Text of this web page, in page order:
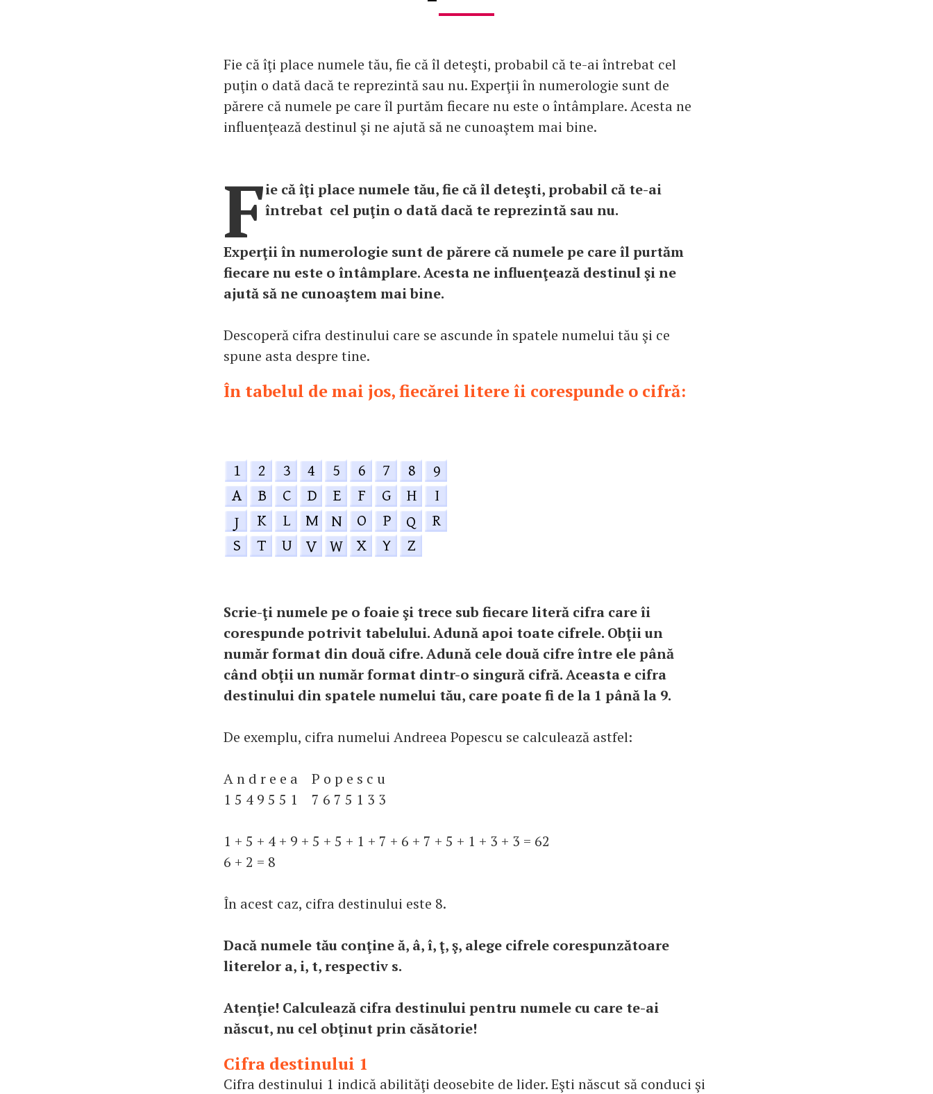
Fie că îţi place numele tău, fie că îl deteşti, probabil că te-ai întrebat cel
puţin o dată dacă te reprezintă sau nu. Experţii în numerologie sunt de
părere că numele pe care îl purtăm fiecare nu este o întâmplare. Acesta ne
influenţează destinul şi ne ajută să ne cunoaştem mai bine.
Fie că îţi place numele tău, fie că îl deteşti, probabil că te-ai
întrebat cel puţin o dată dacă te reprezintă sau nu.
Experţii în numerologie sunt de părere că numele pe care îl purtăm
fiecare nu este o întâmplare. Acesta ne influenţează destinul şi ne
ajută să ne cunoaştem mai bine.
Descoperă cifra destinului care se ascunde în spatele numelui tău şi ce
spune asta despre tine.
În tabelul de mai jos, fiecărei litere îi corespunde o cifră:
Scrie-ţi numele pe o foaie şi trece sub fiecare literă cifra care îi
corespunde potrivit tabelului. Adună apoi toate cifrele. Obţii un
număr format din două cifre. Adună cele două cifre între ele până
când obţii un număr format dintr-o singură cifră. Aceasta e cifra
destinului din spatele numelui tău, care poate fi de la 1 până la 9.
De exemplu, cifra numelui Andreea Popescu se calculează astfel:
A n d r e e a P o p e s c u
1 5 4 9 5 5 1 7 6 7 5 1 3 3
1 + 5 + 4 + 9 + 5 + 5 + 1 + 7 + 6 + 7 + 5 + 1 + 3 + 3 = 62
6 + 2 = 8
În acest caz, cifra destinului este 8.
Dacă numele tău conţine ă, â, î, ţ, ş, alege cifrele corespunzătoare
literelor a, i, t, respectiv s.
Atenţie! Calculează cifra destinului pentru numele cu care te-ai
născut, nu cel obţinut prin căsătorie!
Cifra destinului 1
Cifra destinului 1 indică abilităţi deosebite de lider. Eşti născut să conduci şi